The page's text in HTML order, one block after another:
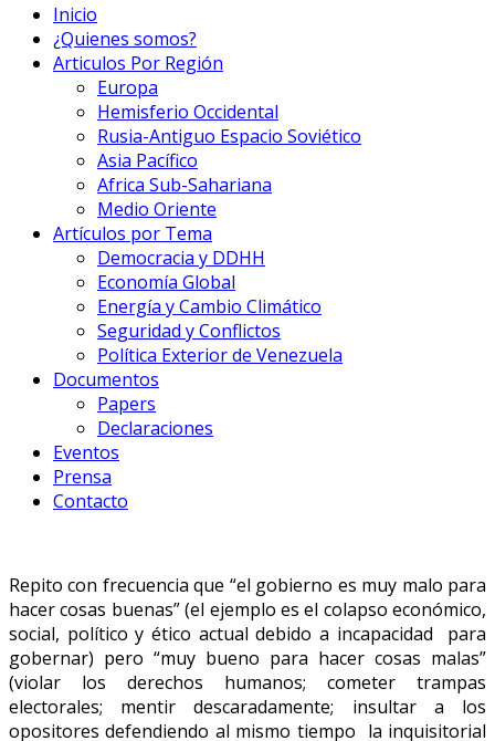
Inicio
¿Quienes somos?
Articulos Por Región
Europa
Hemisferio Occidental
Rusia-Antiguo Espacio Soviético
Asia Pacífico
Africa Sub-Sahariana
Medio Oriente
Artículos por Tema
Democracia y DDHH
Economía Global
Energía y Cambio Climático
Seguridad y Conflictos
Política Exterior de Venezuela
Documentos
Papers
Declaraciones
Eventos
Prensa
Contacto
Repito con frecuencia que “el gobierno es muy malo para
hacer cosas buenas” (el ejemplo es el colapso económico,
social, político y ético actual debido a incapacidad para
gobernar) pero “muy bueno para hacer cosas malas”
(violar los derechos humanos; cometer trampas
electorales; mentir descaradamente; insultar a los
opositores defendiendo al mismo tiempo la inquisitorial